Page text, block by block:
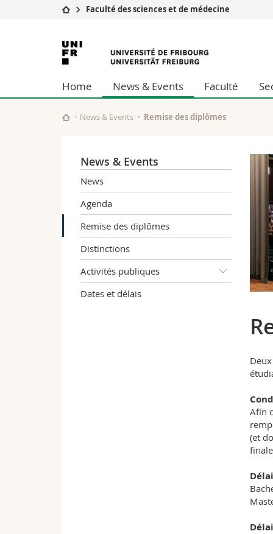
Université
Recherche
Université
Formation continue
Sciences
Lettres et
Sciences
Faculté des sciences et de médecine
Université
de
Fribourg
Home News & Events Faculté
News & Events Remise des diplômes
News & Events
News
Agenda
Remise des diplômes
Distinctions
Activités publiques
Dates et délais
Afin
(et